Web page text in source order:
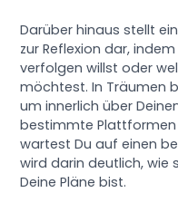
Darüber hinaus stellt
zur Reflexion dar,
verfolgen willst oder
möchtest. In Träumen
um innerlich über
bestimmte
wartest Du auf einen
wird darin deutlich, wie
Deine Pläne bist.